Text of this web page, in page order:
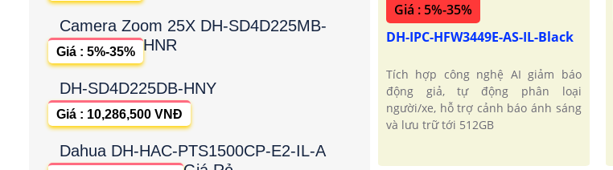
Camera Zoom 25X DH-SD4D225MB-
HNR
Giá : 5%-35%
DH-SD4D225DB-HNY
Giá : 10,286,500 VNĐ
Dahua DH-HAC-PTS1500CP-E2-IL-A
Giá : 5%-35%
DH-IPC-HFW3449E-AS-IL-Black
Tích hợp công nghệ AI giảm báo
động giả, tự động phân loại
người/xe, hỗ trợ cảnh báo ánh sáng
và lưu trữ tới 512GB